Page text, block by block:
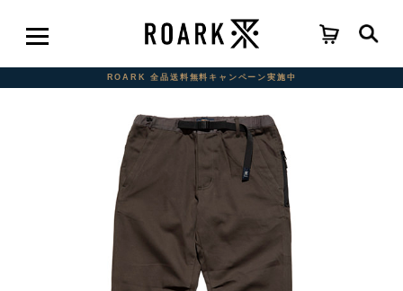
ROARK 全品送料無料キャンペーン実施中